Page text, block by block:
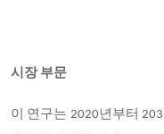
시장 부문
이 연구는 2020년부터